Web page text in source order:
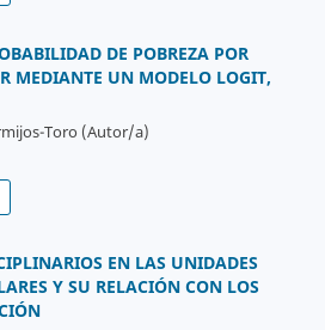
DE POBREZA POR
MEDIANTE UN MODELO LOGIT,
Toro (Autor/a)
EN LAS UNIDADES
Y SU RELACIÓN CON LOS